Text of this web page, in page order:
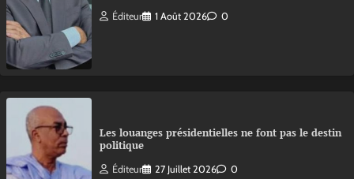
Éditeur 1 Août 2026 0
Les louanges présidentielles ne font pas le destin
politique
Éditeur 27 Juillet 2026 0